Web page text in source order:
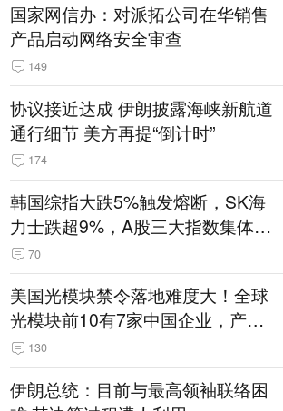
国家网信办：对派拓公司在华销售
产品启动网络安全审查
149
协议接近达成 伊朗披露海峡新航道
通行细节 美方再提“倒计时”
174
韩国综指大跌5%触发熔断，SK海
力士跌超9%，A股三大指数集体低
开 70
美国光模块禁令落地难度大！全球
光模块前10有7家中国企业，产业
界人士：想“脱钩”并不容易
130
伊朗总统：目前与最高领袖联络困